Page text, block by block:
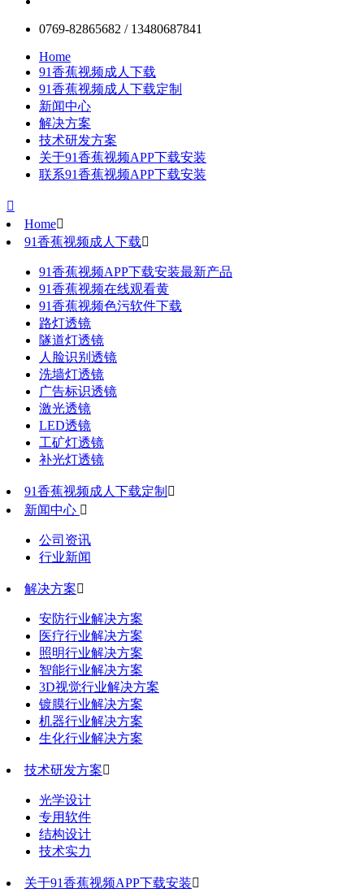
0769-82865682 / 13480687841
Home
91香蕉视频成人下载
91香蕉视频成人下载定制
新闻中心
解决方案
技术研发方案
关于91香蕉视频APP下载安装
联系91香蕉视频APP下载安装

Home
91香蕉视频成人下载
91香蕉视频APP下载安装最新产品
91香蕉视频在线观看黄
91香蕉视频色污软件下载
路灯透镜
隧道灯透镜
人脸识别透镜
洗墙灯透镜
广告标识透镜
激光透镜
LED透镜
工矿灯透镜
补光灯透镜
91香蕉视频成人下载定制 
新闻中心 
公司资讯
行业新闻
解决方案
安防行业解决方案
医疗行业解决方案
照明行业解决方案
智能行业解决方案
3D视觉行业解决方案
镀膜行业解决方案
机器行业解决方案
生化行业解决方案
技术研发方案
光学设计
专用软件
结构设计
技术实力
关于91香蕉视频APP下载安装